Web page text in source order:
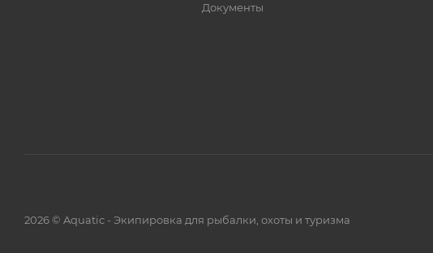
Документы
2026 © Aquatic - Экипировка для рыбалки, охоты и туризма